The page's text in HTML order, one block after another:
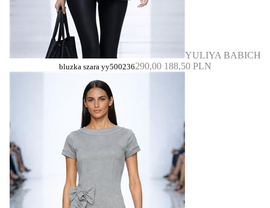
YULIYA BABICH
bluzka szara yy500236290,00 188,50 PLN